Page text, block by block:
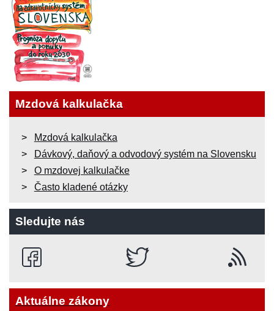
Mzdová kalkulačka
Mzdová kalkulačka
Dávkový, daňový a odvodový systém na Slovensku
O mzdovej kalkulačke
Často kladené otázky
Sledujte nás
Aktuálne zákony